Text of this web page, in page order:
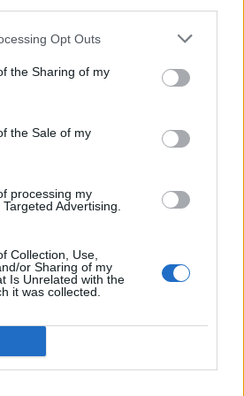
Opt Outs
the Sharing of my
the Sale of my
processing my
Advertising.
Collection, Use,
or Sharing of my
Is Unrelated with the
it was collected.
(1)
Nusitrynęs ženklinimas
prospekto rekonstrukciją
Klaipėdos pulsas